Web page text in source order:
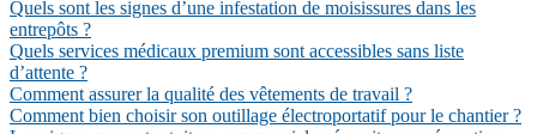
Quels sont les signes d’une infestation de moisissures dans les
entrepôts ?
Quels services médicaux premium sont accessibles sans liste
d’attente ?
Comment assurer la qualité des vêtements de travail ?
Comment bien choisir son outillage électroportatif pour le chantier ?